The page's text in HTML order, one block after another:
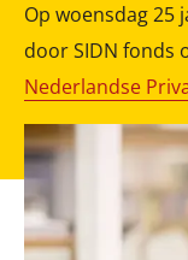
Op woensdag 25
door SIDN fonds
Nederlandse